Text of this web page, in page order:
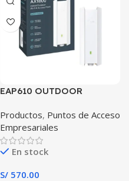
EAP610 OUTDOOR
Productos, Puntos de Acceso
Empresariales
En stock
S/ 570.00